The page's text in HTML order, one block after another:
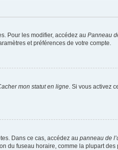
Pour les modifier, accédez au Panneau
et préférences de votre compte.
mon statut en ligne. Si vous activez
Dans ce cas, accédez au panneau de
fuseau horaire, comme la plupart